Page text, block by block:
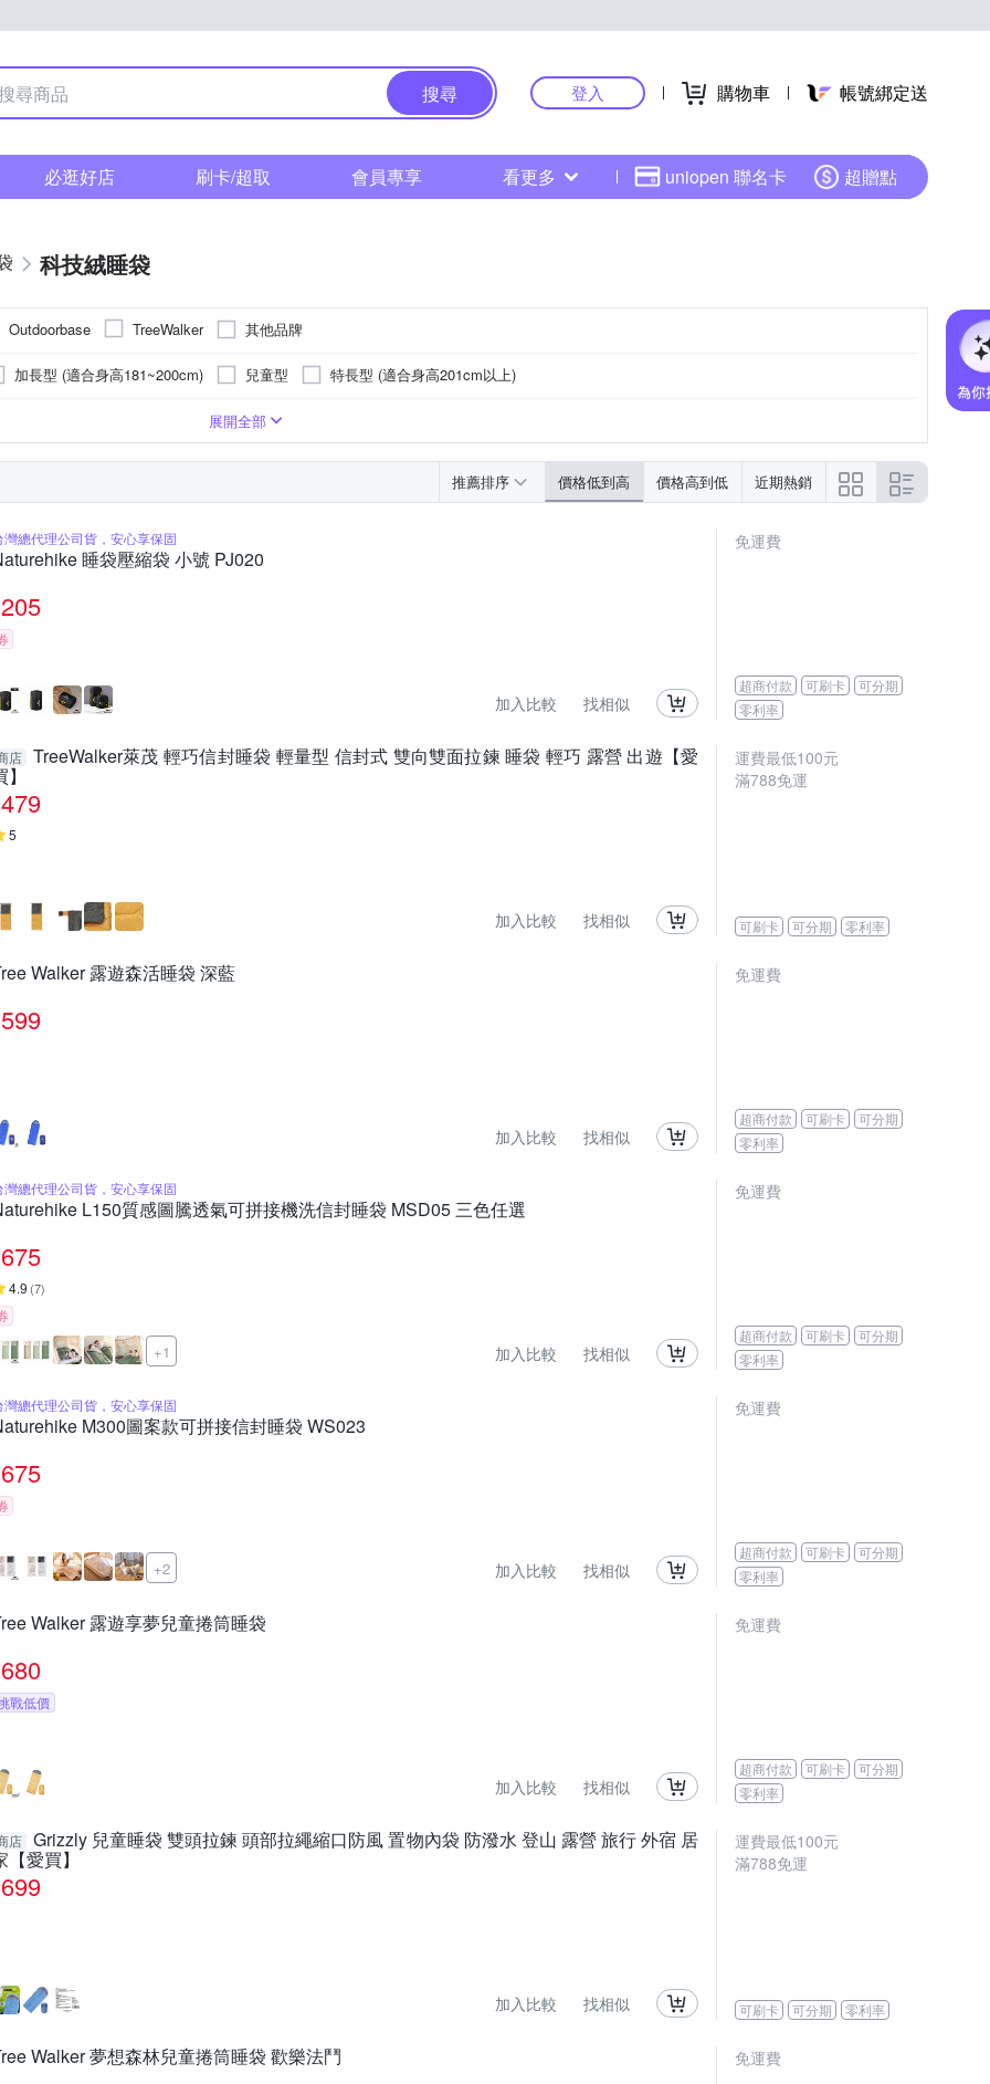
搜尋 登入 購物車 帳號綁定送
必逛好店 刷卡/超取 會員專享 看更多 uniopen 聯名卡 超贈點
科技絨睡袋
Outdoorbase TreeWalker 其他品牌
加長型 (適合身高181~200cm) 兒童型
特長型 (適合身高201cm以上)
-20℃~-35℃
展開全部
推薦排序 價格低到高 價格高到低 近期熱銷
灣總代理公司貨，安心享保固
睡袋壓縮袋 小號 PJ020
205
加入比較 找相似
免運費
超商付款 可刷卡
可分期
零利率
店 TreeWalker萊茂 輕巧信封睡袋 輕量型 信封式 雙向雙面拉鍊 睡袋 輕巧 露營 出遊【愛
479
5
加入比較 找相似
運費最低100元
滿788免運
可刷卡 可分期 零利率
Walker 露遊森活睡袋 深藍
599
加入比較 找相似
免運費
超商付款 可刷卡
可分期
零利率
灣總代理公司貨，安心享保固
L150質感圖騰透氣可拼接機洗信封睡袋 MSD05 三色任選
675
4.9 (7)
+1 加入比較 找相似
免運費
超商付款 可刷卡
可分期
零利率
灣總代理公司貨，安心享保固
M300圖案款可拼接信封睡袋 WS023
675
+2 加入比較 找相似
免運費
超商付款 可刷卡
可分期
零利率
Walker 露遊享夢兒童捲筒睡袋
680
戰低價
加入比較 找相似
免運費
超商付款 可刷卡
可分期
零利率
店 Grizzly 兒童睡袋 雙頭拉鍊 頭部拉繩縮口防風 置物內袋 防潑水 登山 露營 旅行 外宿 居
【愛買】
699
加入比較 找相似
運費最低100元
滿788免運
可刷卡 可分期 零利率
Walker 夢想森林兒童捲筒睡袋 歡樂法鬥 免運費